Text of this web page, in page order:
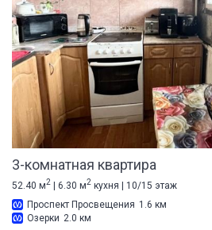
3-комнатная квартира
52.40 м2 | 6.30 м2 кухня | 10/15 этаж
Проспект Просвещения 1.6 км
Озерки 2.0 км